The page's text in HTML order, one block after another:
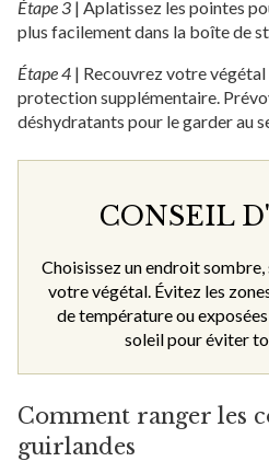
Étape 3 | Aplatissez les pointes
plus facilement dans la boîte de
Étape 4 | Recouvrez votre
protection supplémentaire.
déshydratants pour le garder au
CONSEIL
Choisissez un endroit
votre végétal. Évitez les
de température ou
soleil pour éviter
Comment ranger les
guirlandes